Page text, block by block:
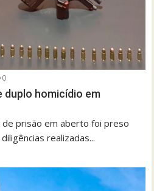
0
duplo homicídio em
de prisão em aberto foi preso
realizadas...